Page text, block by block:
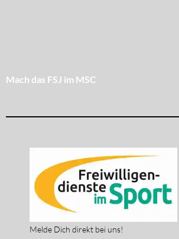
Mach das FSJ im MSC
Melde Dich direkt bei uns!